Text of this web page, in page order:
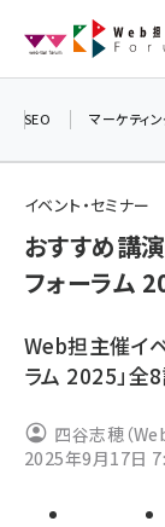
ン
seo
セミナー
SEO マーケティ
イベント・セミナー
おすすめ講
フォーラム
Web担主催イ
ラム 2025」全8
四谷志穂（
2025年9月17日